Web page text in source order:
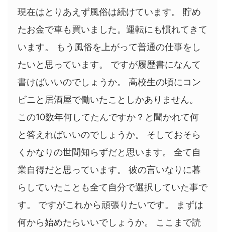
現在はとりあえず風俗は続けています。 貯め
たお金で車も買いました。運転にも慣れてきて
います。 もう風俗を上がって普通の仕事をし
たいと思っています。 ですが履歴書になんて
書けばいいのでしょうか。 高校生の頃にコン
ビニと居酒屋で働いたことしかありません。
この10数年何してたんですか？と聞かれて何
と答えればいいのでしょうか。 そしておそら
くかなりの世間知らずだと思います。 全て自
業自得だと思っています。 彼の言いなりに暮
らしていたことも全て自分で選択していた事で
す。 ですがこれから頑張りたいです。 まずは
何から始めたらいいでしょうか。 ここまで読